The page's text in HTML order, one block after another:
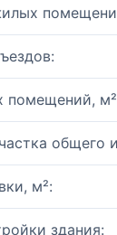
общего
м²:
здания: